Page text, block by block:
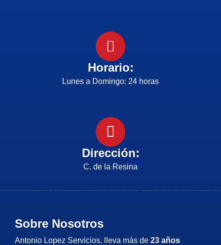
Horario:
Lunes a Domingo: 24 horas
Dirección:
C. de la Resina
Sobre Nosotros
Antonio Lopez Servicios, lleva más de 23 años